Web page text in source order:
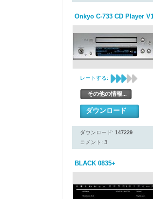
Onkyo C-733 CD Player
レートする:
その他の情報...
ダウンロード
ダウンロード: 147229
コメント: 3
BLACK 0835+